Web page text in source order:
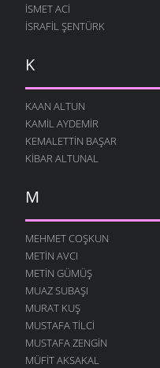
İSMET ACI
İSRAFIL ŞENTÜRK
K
KAAN ALTUN
KAMIL AYDEMIR
KEMALETTIN BAŞAR
KIBAR ALTUNAL
M
MEHMET COŞKUN
METIN AVCI
METIN GÜMÜŞ
MUAZ SUBAŞI
MURAT KUŞ
MUSTAFA TILCI
MUSTAFA ZENGIN
MÜFIT AKSAKAL